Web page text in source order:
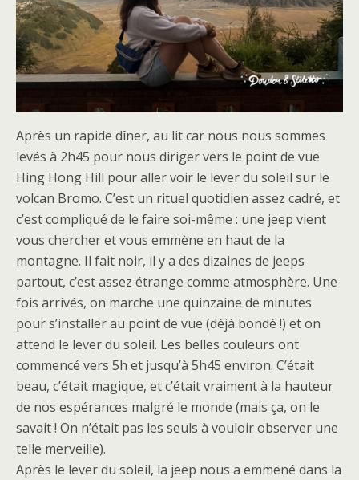
Après un rapide dîner, au lit car nous nous sommes
levés à 2h45 pour nous diriger vers le point de vue
Hing Hong Hill pour aller voir le lever du soleil sur le
volcan Bromo. C’est un rituel quotidien assez cadré, et
c’est compliqué de le faire soi-même : une jeep vient
vous chercher et vous emmène en haut de la
montagne. Il fait noir, il y a des dizaines de jeeps
partout, c’est assez étrange comme atmosphère. Une
fois arrivés, on marche une quinzaine de minutes
pour s’installer au point de vue (déjà bondé !) et on
attend le lever du soleil. Les belles couleurs ont
commencé vers 5h et jusqu’à 5h45 environ. C’était
beau, c’était magique, et c’était vraiment à la hauteur
de nos espérances malgré le monde (mais ça, on le
savait ! On n’était pas les seuls à vouloir observer une
telle merveille).
Après le lever du soleil, la jeep nous a emmené dans la